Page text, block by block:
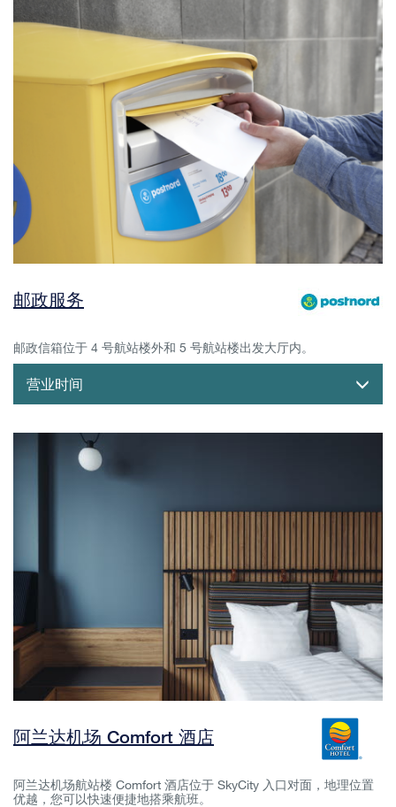
邮政服务
邮政信箱位于 4 号航站楼外和 5 号航站楼出发大厅内。
营业时间
阿兰达机场 Comfort 酒店
阿兰达机场航站楼 Comfort 酒店位于 SkyCity 入口对面，地理位置
优越，您可以快速便捷地搭乘航班。